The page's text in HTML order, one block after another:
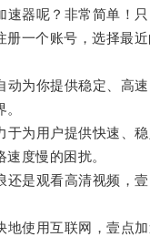
器呢？非常简单！只
册一个账号，选择最近
为你提供稳定、高速
为用户提供快速、稳
度慢的困扰。
是观看高清视频，壹
使用互联网，壹点加